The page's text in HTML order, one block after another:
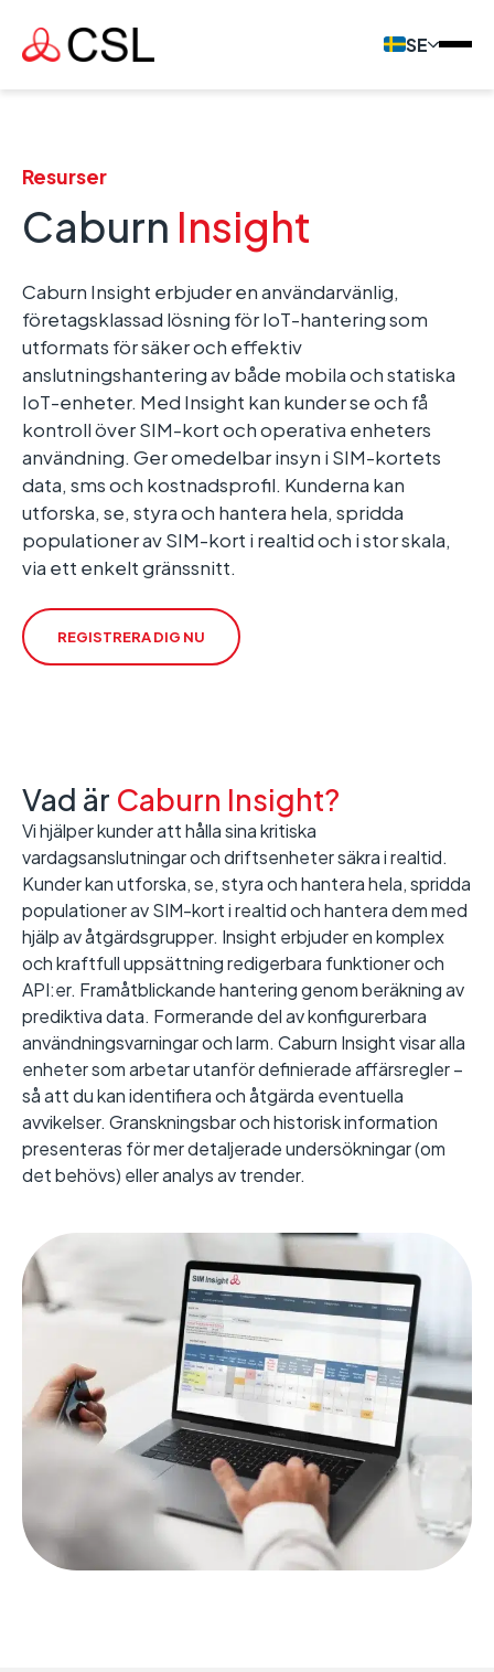
SE
Resurser
Caburn Insight
Caburn Insight erbjuder en användarvänlig,
företagsklassad lösning för IoT-hantering som
utformats för säker och effektiv
anslutningshantering av både mobila och statiska
IoT-enheter. Med Insight kan kunder se och få
kontroll över SIM-kort och operativa enheters
användning. Ger omedelbar insyn i SIM-kortets
data, sms och kostnadsprofil. Kunderna kan
utforska, se, styra och hantera hela, spridda
populationer av SIM-kort i realtid och i stor skala,
via ett enkelt gränssnitt.
REGISTRERA DIG NU
Vad är Caburn Insight?
Vi hjälper kunder att hålla sina kritiska
vardagsanslutningar och driftsenheter säkra i realtid.
Kunder kan utforska, se, styra och hantera hela, spridda
populationer av SIM-kort i realtid och hantera dem med
hjälp av åtgärdsgrupper. Insight erbjuder en komplex
och kraftfull uppsättning redigerbara funktioner och
API:er. Framåtblickande hantering genom beräkning av
prediktiva data. Formerande del av konfigurerbara
användningsvarningar och larm. Caburn Insight visar alla
enheter som arbetar utanför definierade affärsregler –
så att du kan identifiera och åtgärda eventuella
avvikelser. Granskningsbar och historisk information
presenteras för mer detaljerade undersökningar (om
det behövs) eller analys av trender.